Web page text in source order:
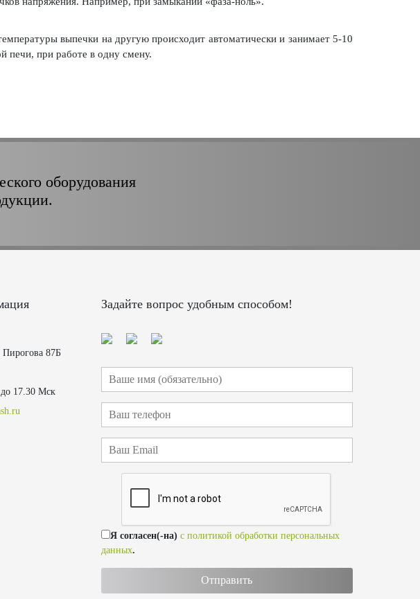
выпечки на другую происходит автоматически и занимает 5-10
печи, при работе в одну смену.
оборудования
Пирогова 87Б
17.30 Мск
Задайте вопрос удобным способом!
Я согласен(-на) с политикой обработки персональных
данных.